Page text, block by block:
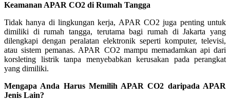
Keamanan APAR CO2 di Rumah Tangga
Tidak hanya di lingkungan kerja, APAR CO2 juga penting untuk
dimiliki di rumah tangga, terutama bagi rumah di Jakarta yang
dilengkapi dengan peralatan elektronik seperti komputer, televisi,
atau sistem pemanas. APAR CO2 mampu memadamkan api dari
korsleting listrik tanpa menyebabkan kerusakan pada perangkat
yang dimiliki.
Mengapa Anda Harus Memilih APAR CO2 daripada APAR
Jenis Lain?